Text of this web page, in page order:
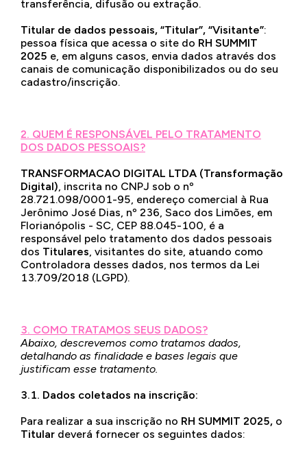
transferência, difusão ou extração.
Titular de dados pessoais, “Titular”, “Visitante”:
pessoa física que acessa o site do RH SUMMIT
2025 e, em alguns casos, envia dados através dos
canais de comunicação disponibilizados ou do seu
cadastro/inscrição.
2. QUEM É RESPONSÁVEL PELO TRATAMENTO
DOS DADOS PESSOAIS?
TRANSFORMACAO DIGITAL LTDA (Transformação
Digital), inscrita no CNPJ sob o nº
28.721.098/0001-95, endereço comercial à Rua
Jerônimo José Dias, nº 236, Saco dos Limões, em
Florianópolis - SC, CEP 88.045-100, é a
responsável pelo tratamento dos dados pessoais
dos Titulares, visitantes do site, atuando como
Controladora desses dados, nos termos da Lei
13.709/2018 (LGPD).
3. COMO TRATAMOS SEUS DADOS?
Abaixo, descrevemos como tratamos dados,
detalhando as finalidade e bases legais que
justificam esse tratamento.
3.1. Dados coletados na inscrição:
Para realizar a sua inscrição no RH SUMMIT 2025, o
Titular deverá fornecer os seguintes dados: